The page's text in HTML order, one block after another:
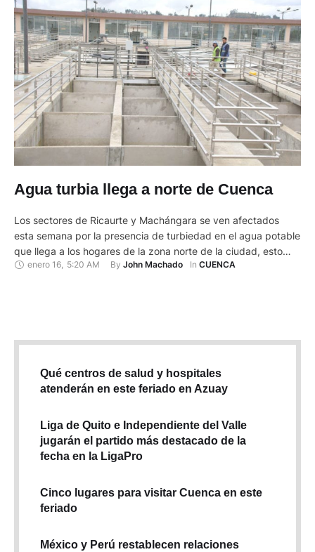
Agua turbia llega a norte de Cuenca
Los sectores de Ricaurte y Machángara se ven afectados
esta semana por la presencia de turbiedad en el agua potable
que llega a los hogares de la zona norte de la ciudad, esto
debido a daños en las tuberías del sistema Tixán. Así lo
enero 16 5:20 AM By John Machado In CUENCA
Qué centros de salud y hospitales
atenderán en este feriado en Azuay
Liga de Quito e Independiente del Valle
jugarán el partido más destacado de la
fecha en la LigaPro
Cinco lugares para visitar Cuenca en este
feriado
México y Perú restablecen relaciones